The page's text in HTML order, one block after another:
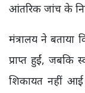
आंतरिक जांच के
मंत्रालय ने
प्राप्त हुईं, जबकि
शिकायत नहीं